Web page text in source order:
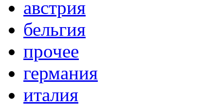
австрия
бельгия
прочее
германия
италия